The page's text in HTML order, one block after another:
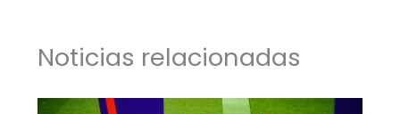
o
k
p k
Noticias relacionadas